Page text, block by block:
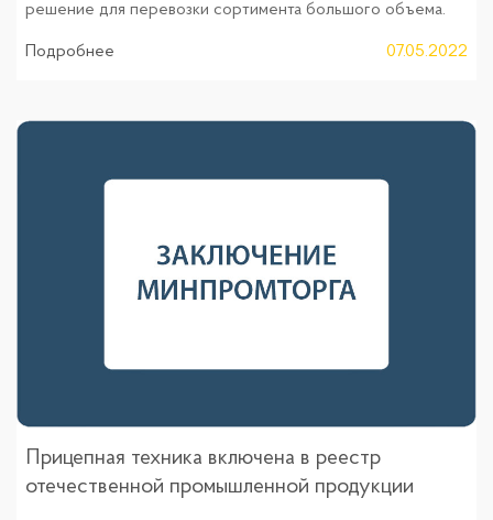
решение для перевозки сортимента большого объема.
Подробнее 07.05.2022
Прицепная техника включена в реестр
отечественной промышленной продукции